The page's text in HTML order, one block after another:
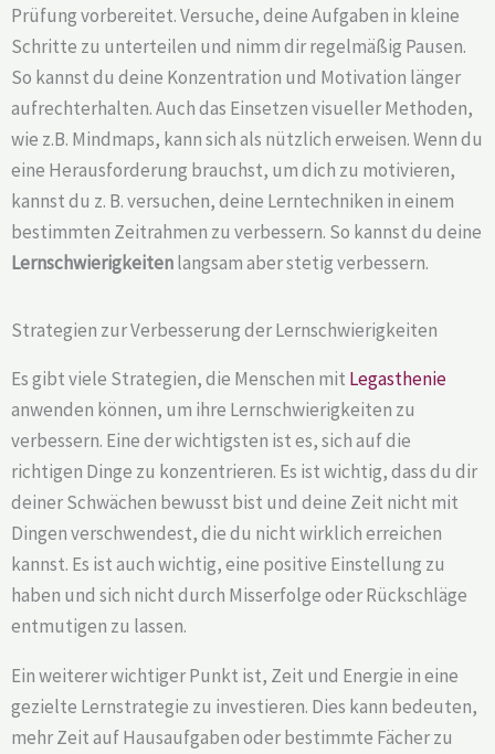
Prüfung vorbereitet. Versuche, deine Aufgaben in kleine
Schritte zu unterteilen und nimm dir regelmäßig Pausen.
So kannst du deine Konzentration und Motivation länger
aufrechterhalten. Auch das Einsetzen visueller Methoden,
wie z.B. Mindmaps, kann sich als nützlich erweisen. Wenn du
eine Herausforderung brauchst, um dich zu motivieren,
kannst du z. B. versuchen, deine Lerntechniken in einem
bestimmten Zeitrahmen zu verbessern. So kannst du deine
Lernschwierigkeitenlangsam aber stetig verbessern.
Strategien zur Verbesserung der Lernschwierigkeiten
Es gibt viele Strategien, die Menschen mit Legasthenie
anwenden können, um ihre Lernschwierigkeiten zu
verbessern. Eine der wichtigsten ist es, sich auf die
richtigen Dinge zu konzentrieren. Es ist wichtig, dass du dir
deiner Schwächen bewusst bist und deine Zeit nicht mit
Dingen verschwendest, die du nicht wirklich erreichen
kannst. Es ist auch wichtig, eine positive Einstellung zu
haben und sich nicht durch Misserfolge oder Rückschläge
entmutigen zu lassen.
Ein weiterer wichtiger Punkt ist, Zeit und Energie in eine
gezielte Lernstrategie zu investieren. Dies kann bedeuten,
mehr Zeit auf Hausaufgaben oder bestimmte Fächer zu